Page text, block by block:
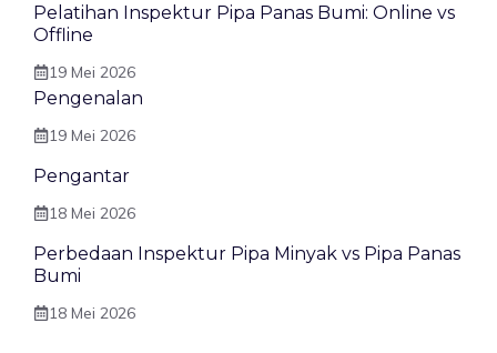
Pelatihan Inspektur Pipa Panas Bumi: Online vs
Offline
19 Mei 2026
Pengenalan
19 Mei 2026
Pengantar
18 Mei 2026
Perbedaan Inspektur Pipa Minyak vs Pipa Panas
Bumi
18 Mei 2026